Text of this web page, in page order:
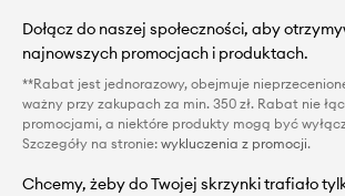
Dołącz do naszej społeczności, aby
najnowszych promocjach i produktach.
**Rabat jest jednorazowy, obejmuje
ważny przy zakupach za min. 350 zł. Rabat nie
promocjami, a niektóre produkty mogą być
Szczegóły na stronie: wykluczenia z promocji.
Chcemy, żeby do Twojej skrzynki trafiało